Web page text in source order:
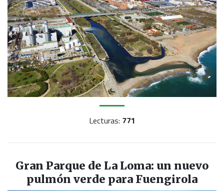
Lecturas: 771
Gran Parque de La Loma: un nuevo
pulmón verde para Fuengirola